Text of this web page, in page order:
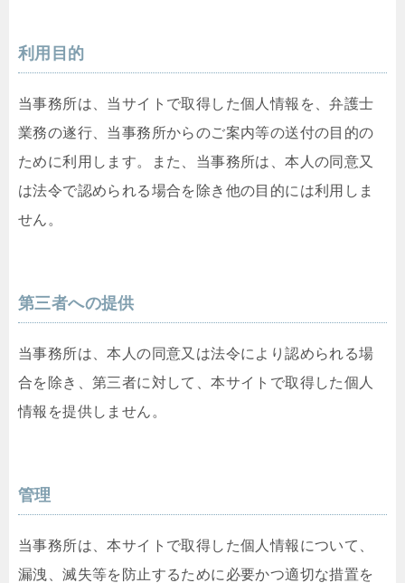
利用目的
当事務所は、当サイトで取得した個人情報を、弁護士
業務の遂行、当事務所からのご案内等の送付の目的の
ために利用します。また、当事務所は、本人の同意又
は法令で認められる場合を除き他の目的には利用しま
せん。
第三者への提供
当事務所は、本人の同意又は法令により認められる場
合を除き、第三者に対して、本サイトで取得した個人
情報を提供しません。
管理
当事務所は、本サイトで取得した個人情報について、
漏洩、滅失等を防止するために必要かつ適切な措置を